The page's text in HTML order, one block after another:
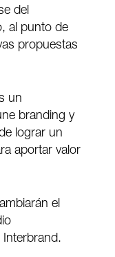
del
al punto de
propuestas
un
branding y
lograr un
aportar valor
el
Interbrand.